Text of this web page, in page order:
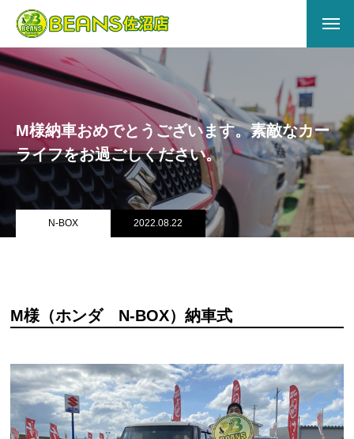
HOME
会社概要
アクセス
店舗情報
定期点検・車検
保険
M様納車おめでとうございます。素敵なカー
ライフをお過ごしください。
N-BOX 2022.08.22
M様（ホンダ N-BOX）納車式